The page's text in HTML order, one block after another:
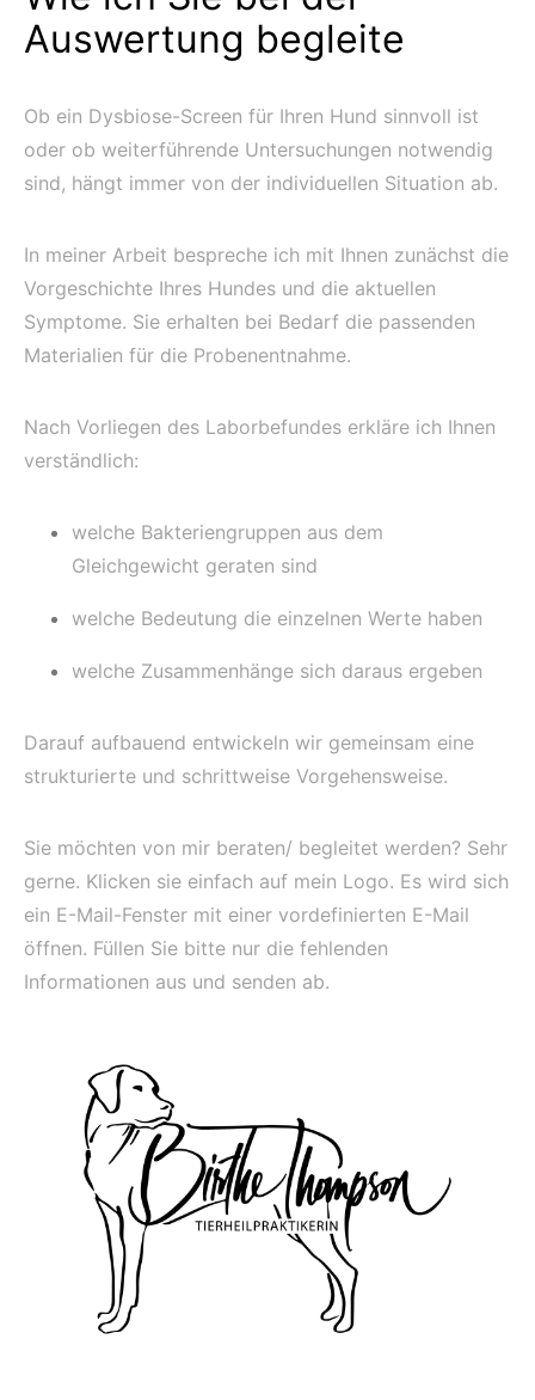
Auswertung begleite
Ob ein Dysbiose-Screen für Ihren Hund sinnvoll ist
oder ob weiterführende Untersuchungen notwendig
sind, hängt immer von der individuellen Situation ab.
In meiner Arbeit bespreche ich mit Ihnen zunächst die
Vorgeschichte Ihres Hundes und die aktuellen
Symptome. Sie erhalten bei Bedarf die passenden
Materialien für die Probenentnahme.
Nach Vorliegen des Laborbefundes erkläre ich Ihnen
verständlich:
welche Bakteriengruppen aus dem
Gleichgewicht geraten sind
welche Bedeutung die einzelnen Werte haben
welche Zusammenhänge sich daraus ergeben
Darauf aufbauend entwickeln wir gemeinsam eine
strukturierte und schrittweise Vorgehensweise.
Sie möchten von mir beraten/ begleitet werden? Sehr
gerne. Klicken sie einfach auf mein Logo. Es wird sich
ein E-Mail-Fenster mit einer vordefinierten E-Mail
öffnen. Füllen Sie bitte nur die fehlenden
Informationen aus und senden ab.